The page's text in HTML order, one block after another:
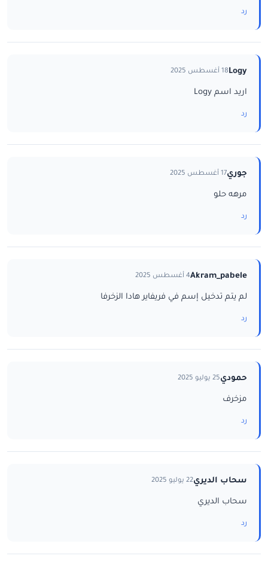
رد
Logy18 أغسطس 2025
اريد اسم Logy
رد
جوري17 أغسطس 2025
مرهه حلو
رد
Akram_pabele4 أغسطس 2025
لم يتم تدخيل إسم في فريفاير هادا الزخرفا
رد
حمودي25 يوليو 2025
مزخرف
رد
سحاب الديري22 يوليو 2025
سحاب الديري
رد